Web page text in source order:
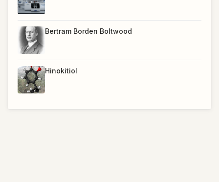
Bertram Borden Boltwood
Hinokitiol